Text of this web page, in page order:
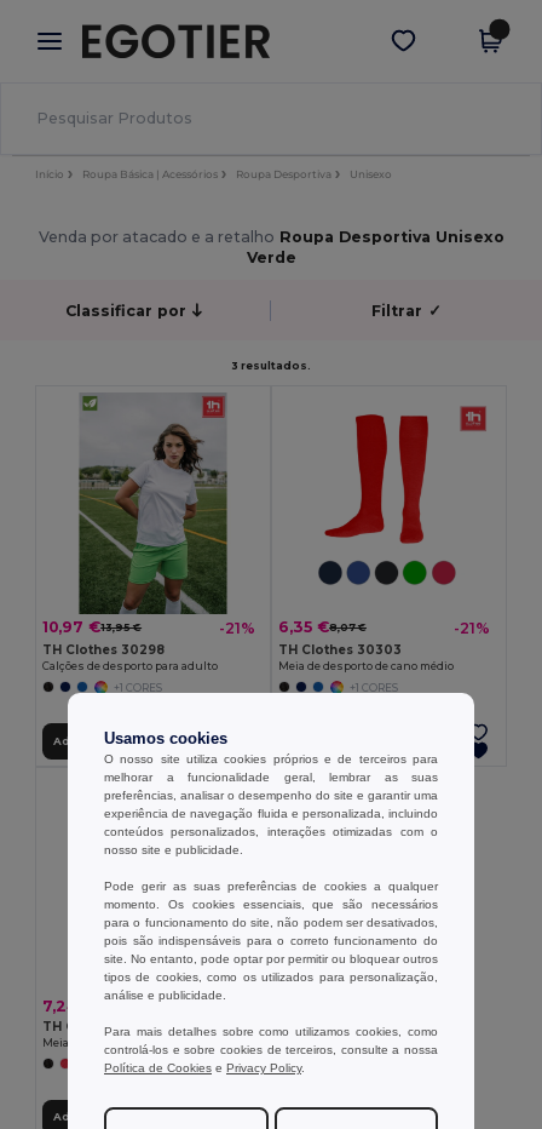
× App Egotier
Melhores preços na app!
Obter app
Início Roupa Básica | Acessórios Roupa Desportiva Unisexo
Venda por atacado e a retalho Roupa Desportiva Unisexo
Verde
Classificar por Filtrar ✓
3 resultados.
10,97 €13,95 € -21%
TH Clothes 30298
Calções de desporto para adulto
+1 CORES
Adicionar ao Carrinho
6,35 €8,07 € -21%
TH Clothes 30303
Meia de desporto de cano médio
+1 CORES
7,24 €
TH Clothes 30305
+2 CORES
Adicionar ao Carrinho
Usamos cookies
O nosso site utiliza cookies próprios e de terceiros para
melhorar a funcionalidade geral, lembrar as suas
preferências, analisar o desempenho do site e garantir uma
experiência de navegação fluida e personalizada, incluindo
conteúdos personalizados, interações otimizadas com o
nosso site e publicidade.
Pode gerir as suas preferências de cookies a qualquer
momento. Os cookies essenciais, que são necessários
para o funcionamento do site, não podem ser desativados,
pois são indispensáveis para o correto funcionamento do
site. No entanto, pode optar por permitir ou bloquear outros
tipos de cookies, como os utilizados para personalização,
análise e publicidade.
Para mais detalhes sobre como utilizamos cookies, como
controlá-los e sobre cookies de terceiros, consulte a nossa
Política de Cookies e Privacy Policy.